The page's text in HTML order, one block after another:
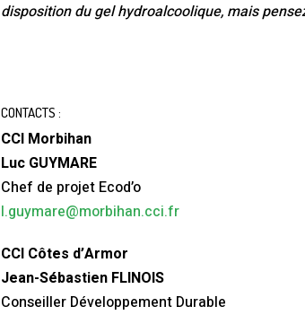
disposition du gel hydroalcoolique, mais
CONTACTS :
CCI Morbihan
Luc GUYMARE
Chef de projet Ecod’o
l.guymare@morbihan.cci.fr
CCI Côtes d’Armor
Jean-Sébastien FLINOIS
Conseiller Développement Durable